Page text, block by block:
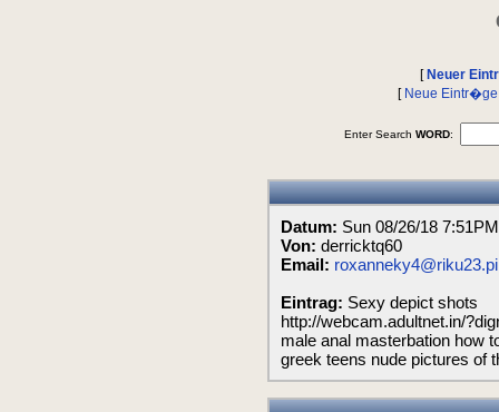
[ Neuer
[ Neue
Enter Search WORD:
Datum: Sun 08/26/18 7:51PM
Von: derricktq60
Email:
Eintrag: Sexy depict shots
http://webcam.adultnet.in/
male anal masterbation how
greek teens nude pictures of